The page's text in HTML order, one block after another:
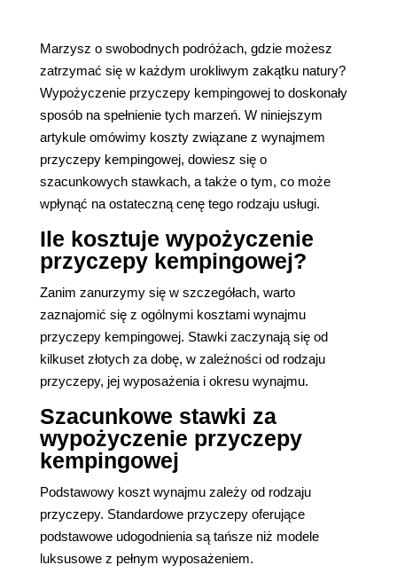
Marzysz o swobodnych podróżach, gdzie możesz
zatrzymać się w każdym urokliwym zakątku natury?
Wypożyczenie przyczepy kempingowej to doskonały
sposób na spełnienie tych marzeń. W niniejszym
artykule omówimy koszty związane z wynajmem
przyczepy kempingowej, dowiesz się o
szacunkowych stawkach, a także o tym, co może
wpłynąć na ostateczną cenę tego rodzaju usługi.
Ile kosztuje wypożyczenie
przyczepy kempingowej?
Zanim zanurzymy się w szczegółach, warto
zaznajomić się z ogólnymi kosztami wynajmu
przyczepy kempingowej. Stawki zaczynają się od
kilkuset złotych za dobę, w zależności od rodzaju
przyczepy, jej wyposażenia i okresu wynajmu.
Szacunkowe stawki za
wypożyczenie przyczepy
kempingowej
Podstawowy koszt wynajmu zależy od rodzaju
przyczepy. Standardowe przyczepy oferujące
podstawowe udogodnienia są tańsze niż modele
luksusowe z pełnym wyposażeniem.